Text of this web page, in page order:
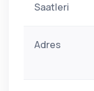
Saatleri
Adres